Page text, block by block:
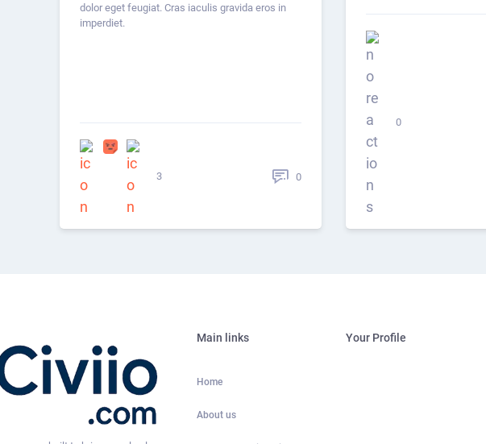
dolor eget feugiat. Cras iaculis gravida eros in
imperdiet.
3 0
0
Main links
Home
About us
Your Profile